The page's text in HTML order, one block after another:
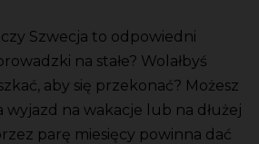
Szwecja to odpowiedni
na stałe? Wolałbyś
aby się przekonać? Możesz
wyjazd na wakacje lub na dłużej
parę miesięcy powinna dać